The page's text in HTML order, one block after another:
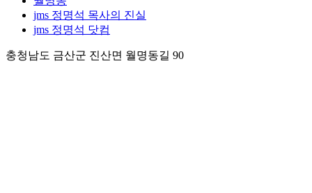
jms 정명석 목사의 진실
jms 정명석 닷컴
충청남도 금산군 진산면 월명동길 90